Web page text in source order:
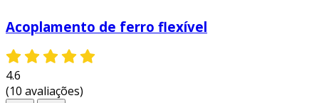
Acoplamento de ferro flexível
4.6
(10 avaliações)